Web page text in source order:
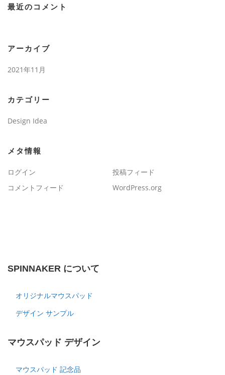
最近のコメント
アーカイブ
2021年11月
カテゴリー
Design Idea
メタ情報
ログイン
投稿フィード
コメントフィード
WordPress.org
SPINNAKER について
オリジナルマウスパッド
デザイン サンプル
マウスパッド デザイン
マウスパッド 記念品